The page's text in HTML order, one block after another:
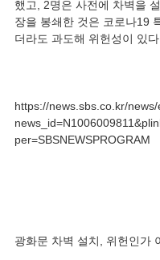
했고, 2명은 사전에 차벽을
장을 봉쇄한 것은 코로나19
https://news.sbs.co.kr/